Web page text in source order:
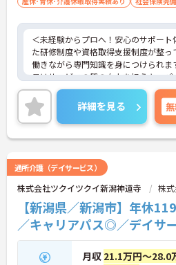
＜未経験からプロへ！安心のサポート
た研修制度や資格取得支援制度が整っ
働きながら専門知識を身につけられま
員はサービスの質の向上を担うキーパ
様やご家族との関わりを通じて、自分
も磨いていけるやりがいのあるお仕事
＜夜勤なしでプライベートも充実！柔
勤務曜日は相談可能♪ライフスタイル
き方が可能です。産休・育休制度も整
詳細を見る
通所介護（デイサービス）
株式会社ツクイツクイ新潟神道寺 株
【新潟県／新潟市】年休
／キャリアパス◎／デイサ
月収 21.1万円～28.0